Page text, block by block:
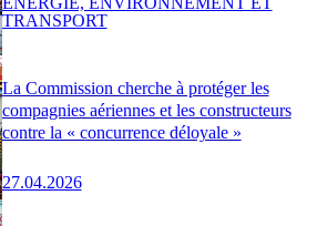
La Commission cherche à protéger les
compagnies aériennes et les constructeurs
contre la « concurrence déloyale »
27.04.2026
TRANSPORT